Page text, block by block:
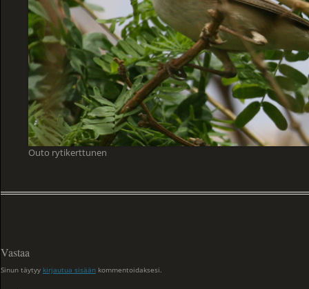
Outo rytikerttunen
Vastaa
Sinun täytyy kirjautua sisään kommentoidaksesi.